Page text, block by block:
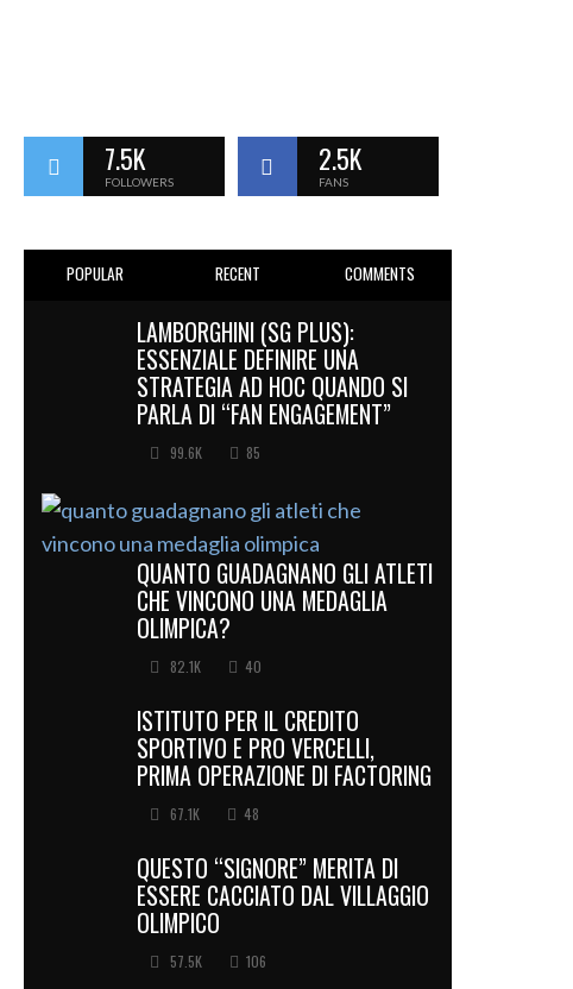
7.5K
FOLLOWERS
2.5K
FANS
POPULAR RECENT COMMENTS
LAMBORGHINI (SG PLUS):
ESSENZIALE DEFINIRE UNA
STRATEGIA AD HOC QUANDO SI
PARLA DI “FAN ENGAGEMENT”
99.6K 85
QUANTO GUADAGNANO GLI ATLETI
CHE VINCONO UNA MEDAGLIA
OLIMPICA?
82.1K 40
ISTITUTO PER IL CREDITO
SPORTIVO E PRO VERCELLI,
PRIMA OPERAZIONE DI FACTORING
67.1K 48
QUESTO “SIGNORE” MERITA DI
ESSERE CACCIATO DAL VILLAGGIO
OLIMPICO
57.5K 106